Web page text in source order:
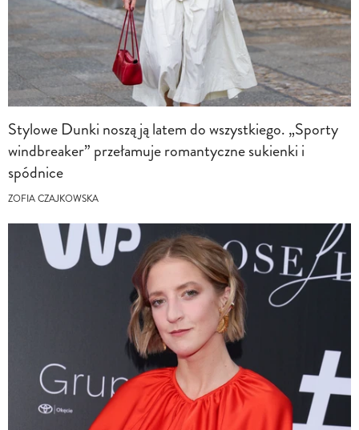
Stylowe Dunki noszą ją latem do wszystkiego. „Sporty
windbreaker” przełamuje romantyczne sukienki i
spódnice
ZOFIA CZAJKOWSKA